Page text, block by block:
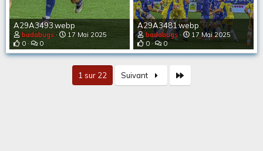
A29A3493.webp
badabugs
17 Mai 2025
0
0
A29A3481.webp
badabugs
17 Mai 2025
0
0
1 sur 22 Suivant